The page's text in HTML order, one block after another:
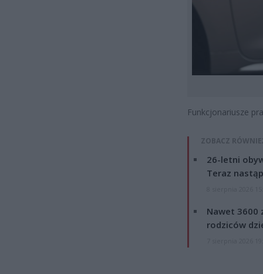
Funkcjonariusze
ZOBACZ
26-letni
Teraz
Nawet 3600
rodziców